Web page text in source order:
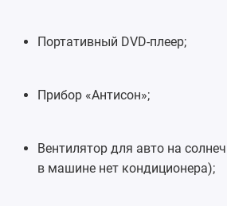
Портативный DVD-плеер;
Прибор «Антисон»;
Вентилятор для авто на
в машине нет кондиционера);